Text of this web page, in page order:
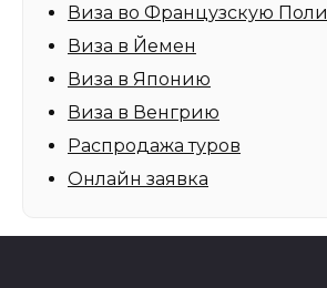
Виза во Французскую
Виза в Йемен
Виза в Японию
Виза в Венгрию
Распродажа туров
Онлайн заявка